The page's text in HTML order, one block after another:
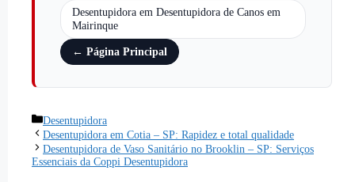
Desentupidora em Desentupidora de Canos em
Mairinque
← Página Principal
Desentupidora
Desentupidora em Cotia – SP: Rapidez e total qualidade
Desentupidora de Vaso Sanitário no Brooklin – SP: Serviços
Essenciais da Coppi Desentupidora